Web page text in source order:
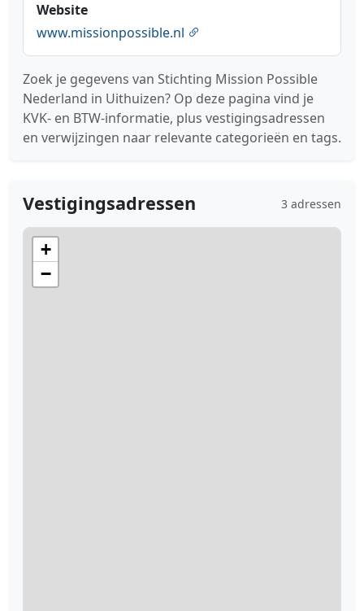
Website
www.missionpossible.nl
Zoek je gegevens van Stichting Mission Possible
Nederland in Uithuizen? Op deze pagina vind je
KVK- en BTW-informatie, plus vestigingsadressen
en verwijzingen naar relevante categorieën en tags.
Vestigingsadressen 3 adressen
+
−